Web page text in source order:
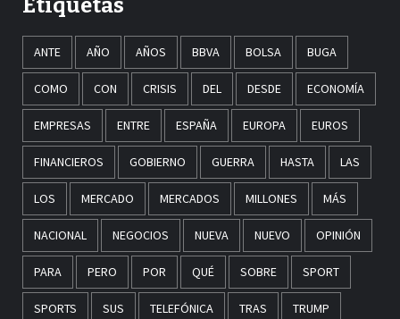
Etiquetas
ANTE AÑO AÑOS BBVA BOLSA BUGA
COMO CON CRISIS DEL DESDE ECONOMÍA
EMPRESAS ENTRE ESPAÑA EUROPA EUROS
FINANCIEROS GOBIERNO GUERRA HASTA LAS
LOS MERCADO MERCADOS MILLONES MÁS
NACIONAL NEGOCIOS NUEVA NUEVO OPINIÓN
PARA PERO POR QUÉ SOBRE SPORT
SPORTS SUS TELEFÓNICA TRAS TRUMP